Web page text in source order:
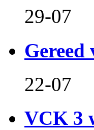
29-07
22-07
VCK 3